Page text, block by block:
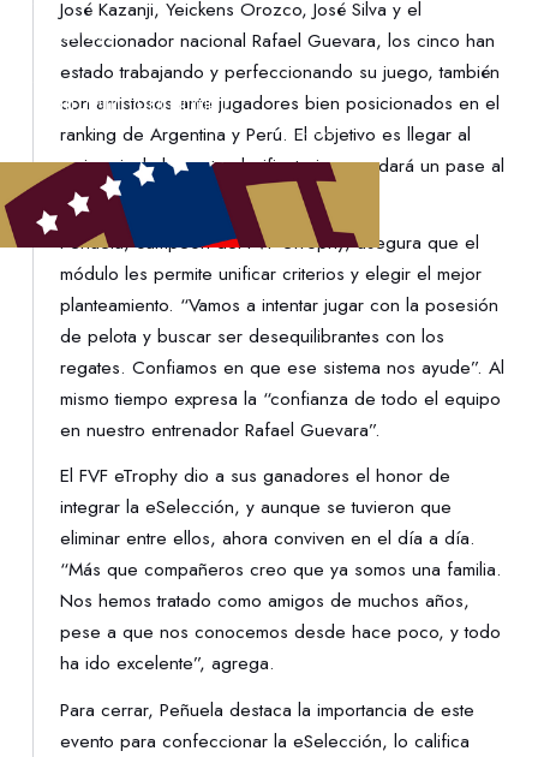
DENUNCIAS
PROTECCIÓN DE LA INFANCIA
José Kazanji, Yeickens Orozco, José Silva y el
seleccionador nacional Rafael Guevara, los cinco han
estado trabajando y perfeccionando su juego, también
con amistosos ante jugadores bien posicionados en el
ranking de Argentina y Perú. El objetivo es llegar al
mejor nivel al evento clasificatorio, que dará un pase al
Mundial de este año en Dinamarca.
Peñuela, campeón del FVF eTrophy, asegura que el
módulo les permite unificar criterios y elegir el mejor
planteamiento. “Vamos a intentar jugar con la posesión
de pelota y buscar ser desequilibrantes con los
regates. Confiamos en que ese sistema nos ayude”. Al
mismo tiempo expresa la “confianza de todo el equipo
en nuestro entrenador Rafael Guevara”.
El FVF eTrophy dio a sus ganadores el honor de
integrar la eSelección, y aunque se tuvieron que
eliminar entre ellos, ahora conviven en el día a día.
“Más que compañeros creo que ya somos una familia.
Nos hemos tratado como amigos de muchos años,
pese a que nos conocemos desde hace poco, y todo
ha ido excelente”, agrega.
Para cerrar, Peñuela destaca la importancia de este
evento para confeccionar la eSelección, lo califica